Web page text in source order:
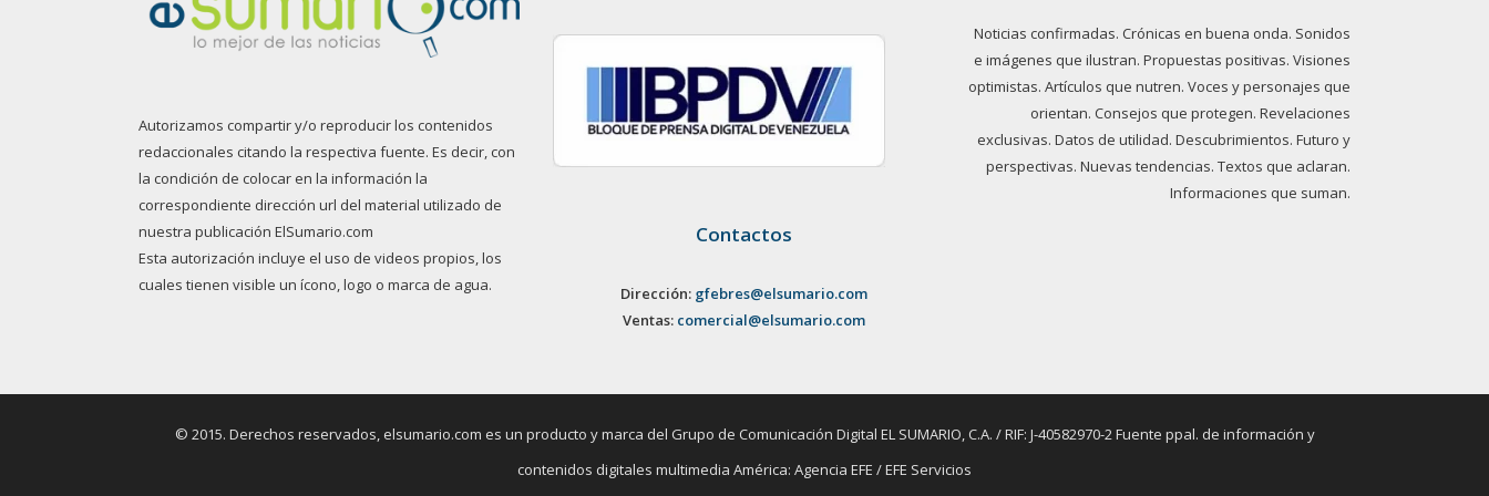
Autorizamos compartir y/o reproducir los contenidos
redaccionales citando la respectiva fuente. Es decir, con
la condición de colocar en la información la
correspondiente dirección url del material utilizado de
nuestra publicación ElSumario.com
Esta autorización incluye el uso de videos propios, los
cuales tienen visible un ícono, logo o marca de agua.
Contactos
Dirección: gfebres@elsumario.com
Ventas: comercial@elsumario.com
Noticias confirmadas. Crónicas en buena onda. Sonidos
e imágenes que ilustran. Propuestas positivas. Visiones
optimistas. Artículos que nutren. Voces y personajes que
orientan. Consejos que protegen. Revelaciones
exclusivas. Datos de utilidad. Descubrimientos. Futuro y
perspectivas. Nuevas tendencias. Textos que aclaran.
Informaciones que suman.
© 2015. Derechos reservados, elsumario.com es un producto y marca del Grupo de Comunicación Digital EL SUMARIO, C.A. / RIF: J-40582970-2 Fuente ppal. de información y
contenidos digitales multimedia América: Agencia EFE / EFE Servicios